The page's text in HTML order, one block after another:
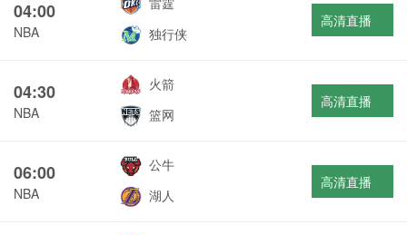
04:00
NBA
独行侠
高清直播
04:30
NBA
火箭
篮网
高清直播
06:00
NBA
公牛
湖人
高清直播